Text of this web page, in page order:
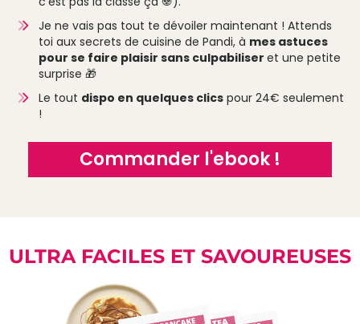
Je ne vais pas tout te dévoiler maintenant ! Attends
toi aux secrets de cuisine de Pandi, à mes astuces
pour se faire plaisir sans culpabiliser et une petite
surprise 🎁
Le tout dispo en quelques clicspour 24€ seulement
!
Commander l'ebook !
ULTRA FACILES ET SAVOUREUSES